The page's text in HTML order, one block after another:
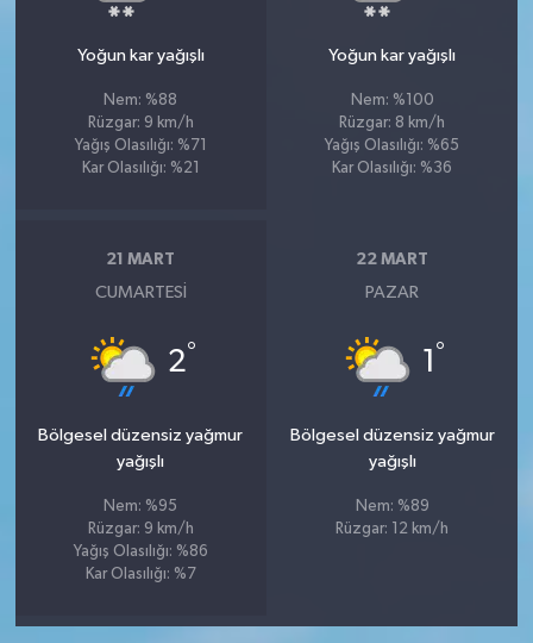
Yoğun kar yağışlı
Nem: %88
Rüzgar: 9 km/h
Yağış Olasılığı: %71
Kar Olasılığı: %21
Yoğun kar yağışlı
Nem: %100
Rüzgar: 8 km/h
Yağış Olasılığı: %65
Kar Olasılığı: %36
21 MART
CUMARTESI
2°
Bölgesel düzensiz yağmur
yağışlı
Nem: %95
Rüzgar: 9 km/h
Yağış Olasılığı: %86
Kar Olasılığı: %7
22 MART
PAZAR
1 °
Bölgesel düzensiz yağmur
yağışlı
Nem: %89
Rüzgar: 12 km/h